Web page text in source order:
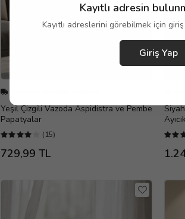
Kayıtlı adresin
Kayıtlı adreslerini görebilmek için
Giriş Yap
Yeşil Çizgili Vazoda Aspidistra ve Pembe
Papatyalar
(15)
729,99 TL
Ayıcık